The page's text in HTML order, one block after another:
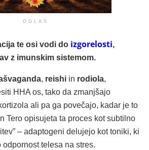
OGLAS
te osi vodi do izgorelosti,
z imunskim sistemom.
, reishi in rodiola,
HHA os, tako da zmanjšajo
ali pa ga povečajo, kadar je to
Tero opisujeta ta proces kot subtilno
– adaptogeni delujejo kot toniki, ki
telesa na stres.